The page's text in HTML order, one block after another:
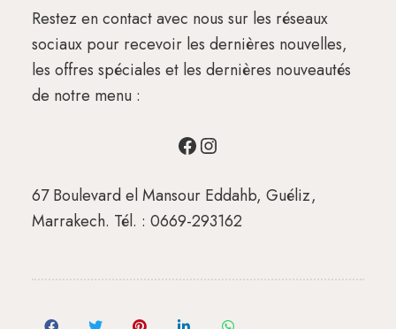
Restez en contact avec nous sur les réseaux
sociaux pour recevoir les dernières nouvelles,
les offres spéciales et les dernières nouveautés
de notre menu :
67 Boulevard el Mansour Eddahb, Guéliz,
Marrakech. Tél. : 0669-293162